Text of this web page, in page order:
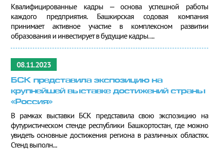
Квалифицированные кадры – основа успешной работы
каждого предприятия. Башкирская содовая компания
принимает активное участие в комплексном развитии
образования и инвестирует в будущие кадры. ...
08.11.2023
БСК представила экспозицию на
крупнейшей выставке достижений страны
«Россия»
В рамках выставки БСК представила свою экспозицию на
футуристическом стенде республики Башкортостан, где можно
увидеть основные достижения региона в различных областях.
Стенд выполн...